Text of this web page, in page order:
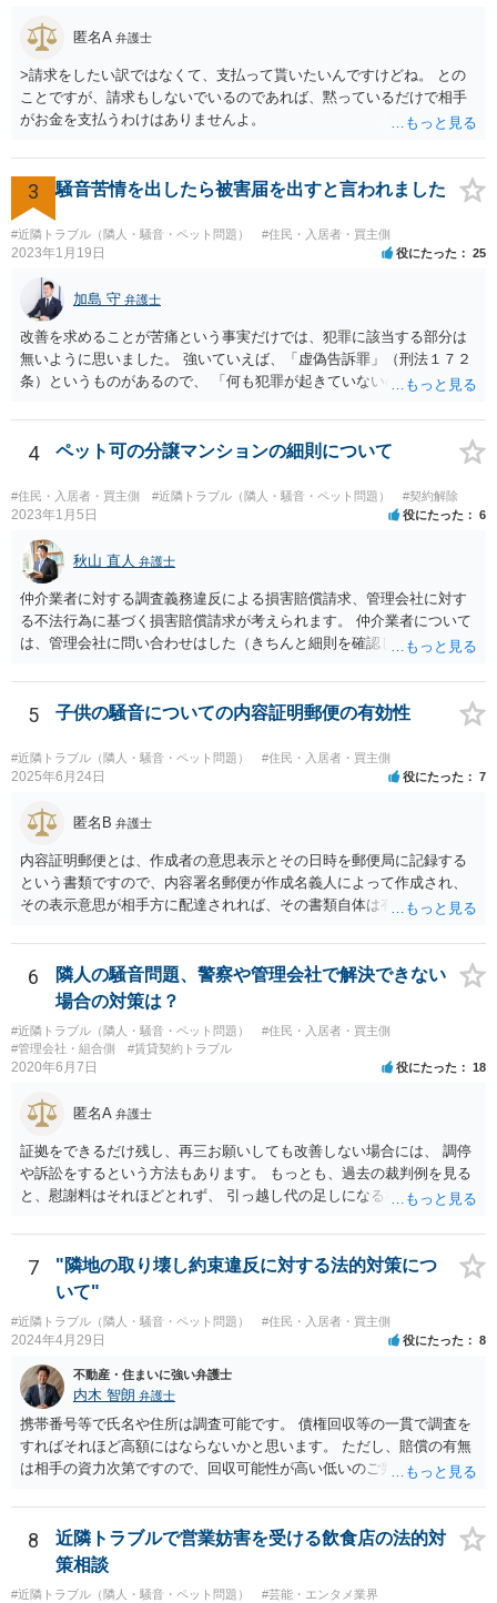
匿名A 弁護士
>請求をしたい訳ではなくて、支払って貰いたいんですけどね。 との
ことですが、請求もしないでいるのであれば、黙っているだけで相手
がお金を支払うわけはありませんよ。
3 騒音苦情を出したら被害届を出すと言われました
#近隣トラブル（隣人・騒音・ペット問題） #住民・入居者・買主側
2023年1月19日 役にたった 25
加島 守 弁護士
改善を求めることが苦痛という事実だけでは、犯罪に該当する部分は
無いように思いました。 強いていえば、「虚偽告訴罪」（刑法１７２
条）というものがあるので、 「何も犯罪が起きていないのにワザと警
しれませんが、警察が信じる可能性は低いのではないでしょうか。
4 ペット可の分譲マンションの細則について
#住民・入居者・買主側 #近隣トラブル（隣人・騒音・ペット問題） #契約解除
2023年1月5日 役にたった 6
秋山 直人 弁護士
仲介業者に対する調査義務違反による損害賠償請求、管理会社に対す
る不法行為に基づく損害賠償請求が考えられます。 仲介業者について
は、管理会社に問い合わせはした（きちんと細則を確認しなかった管
の間には直接の契約関係がないので、管理会社からは、ご相談者様に
対して義務を負っていないという反論が予想されます。 そのため、両
方に請求してくのが良いのではと思います。 損害の範囲はなかなか難
しいところですが、リフォーム工事をキャンセルしてキャンセル料が
発生しているということですので、当該キャンセル料を請求すること
約をしなかったとして、仲介手数料や登記費用も損害であるとして賠
償請求することが考えられます。
5 子供の騒音についての内容証明郵便の有効性
#近隣トラブル（隣人・騒音・ペット問題） #住民・入居者・買主側
2025年6月24日 役にたった 7
匿名B 弁護士
内容証明郵便とは、作成者の意思表示とその日時を郵便局に記録する
という書類ですので、内容署名郵便が作成名義人によって作成され、
その表示意思が相手方に配達されれば、その書類自体は有効となりま
的とした意思表示のことを言いますので、その文書の内容が法的効果
をもたらすのか否かが重要です。 今般、ご相談者は内容証明郵便によ
る裁判予告というかなり強い請求を受けているわけですが、請求者
（要求者）が特定されていない以上法的には何らの効果のないただの
郵便物です。 なので無視しても問題無いかと思われますが、相手がエ
スカレートすることも考えられるので、こちらから警察に対応をお願
いう方法もあります。 ちなみに、行政書士が報酬を得る目的で今回の
ような内容証明郵便の作成をすれば、非弁行為（弁護士法違反）とさ
れる可能性がありますので、本人がたまたまその行政書士である場合
を除き、無報酬で親しい友人として今回のような紛争性の高い書面を
出すことはまだありえても、知人レベルの第三者から無報酬でこのよ
つまり、妄想に近い推測ですが、その行政書士がその本人または隣の
アパートの所有者で、賃借人（５０代男性）からの要請が激しいの
で、その対応としての内容証明郵便であるとの可能性を考えるところ
ですが、それは、その行政書士の事務所に実際に電話し、内容証明郵
便を送ったかどうか確認すれば容易にわかるところです。
6
隣人の騒音問題、警察や管理会社で解決できない
場合の対策は？
#近隣トラブル（隣人・騒音・ペット問題）
#住民・入居者・買主側
#管理会社・組合側
#賃貸契約トラブル
2020年6月7日 役にたった 18
匿名A 弁護士
証拠をできるだけ残し、再三お願いしても改善しない場合には、 調停
や訴訟をするという方法もあります。 もっとも、過去の裁判例を見る
と、慰謝料はそれほどとれず、 引っ越し代の足しになる程度に終わっ
7
"隣地の取り壊し約束違反に対する法的対策につ
いて"
#近隣トラブル（隣人・騒音・ペット問題） #住民・入居者・買主側
2024年4月29日 役にたった 8
不動産・住まいに強い弁護士
内木 智朗 弁護士
携帯番号等で氏名や住所は調査可能です。 債権回収等の一貫で調査を
すればそれほど高額にはならないかと思います。 ただし、賠償の有無
は相手の資力次第ですので、回収可能性が高い低いのご判断はできか
つかるまで探されるのはどうでしょうか。
8
近隣トラブルで営業妨害を受ける飲食店の法的対
策相談
#近隣トラブル（隣人・騒音・ペット問題）
#芸能・エンタメ業界